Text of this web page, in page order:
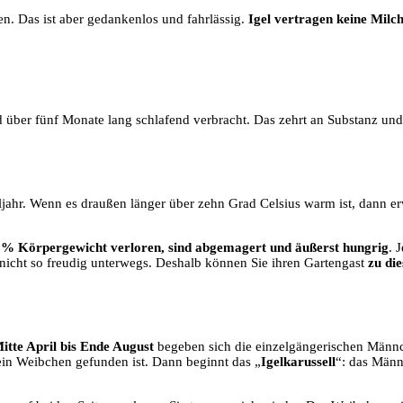
Das ist aber gedan­ken­los und fahr­läs­sig. Igel ver­tra­gen kei­ne Milch
fünf Mona­te lang schla­fend ver­bracht. Das zehrt an Sub­stanz
Wenn es drau­ßen län­ger über zehn Grad Cel­si­us warm ist, dann
Kör­per­ge­wicht ver­lo­ren, sind abge­ma­gert und äußerst hung­rig.
so freu­dig unter­wegs. Des­halb kön­nen Sie ihren Gar­ten­gast zu
April bis Ende August bege­ben sich die ein­zel­gän­ge­ri­schen
Weib­chen gefun­den ist. Dann beginnt das „Igel­ka­rus­sell“: das